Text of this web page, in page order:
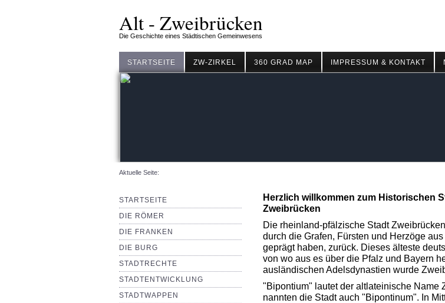
Alt - Zweibrücken
Die Geschichte eines Städtischen Gemeinwesens
STARTSEITE ZW-ZIRKEL 360 GRAD MAP IMPRESSUM & KONTAKT
Aktuelle Seite:
STARTSEITE
DIE RÖMER
DIE FRANKEN
DIE BURG
STADTRECHTE
STADTENTWICKLUNG
STADTWAPPEN
Herzlich willkommen zum Historischen
Zweibrücken
Die rheinland-pfälzische Stadt
durch die Grafen, Fürsten und Herzöge
geprägt haben, zurück. Dieses älteste
von wo aus es über die Pfalz und Bayern
ausländischen Adelsdynastien wurde
"Bipontium" lautet der altlateinische Name
nannten die Stadt auch "Bipontinum". In